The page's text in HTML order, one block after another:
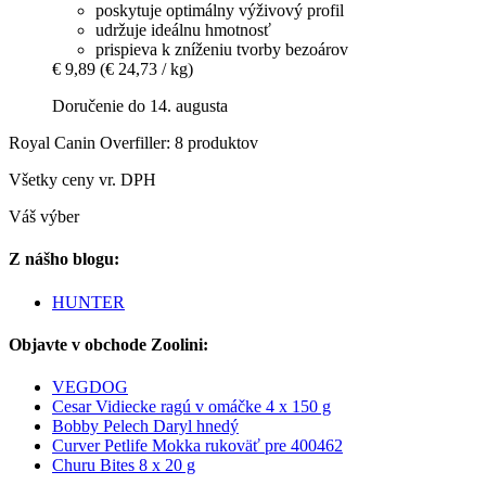
poskytuje optimálny výživový profil
udržuje ideálnu hmotnosť
prispieva k zníženiu tvorby bezoárov
€ 9,89 (€ 24,73 / kg)
Doručenie do 14. augusta
Royal Canin Overfiller: 8 produktov
Všetky ceny vr. DPH
Váš výber
Z nášho blogu:
HUNTER
Objavte v obchode Zoolini:
VEGDOG
Cesar Vidiecke ragú v omáčke 4 x 150 g
Bobby Pelech Daryl hnedý
Curver Petlife Mokka rukoväť pre 400462
Churu Bites 8 x 20 g